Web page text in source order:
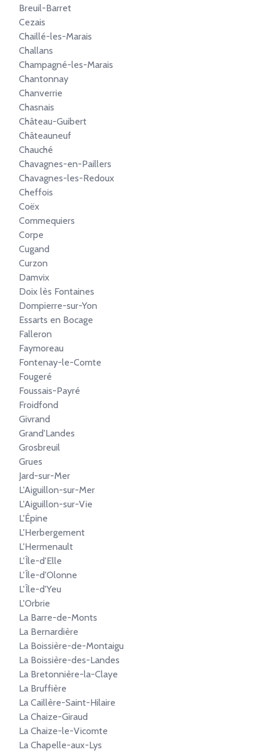
Breuil-Barret
Cezais
Chaillé-les-Marais
Challans
Champagné-les-Marais
Chantonnay
Chanverrie
Chasnais
Château-Guibert
Châteauneuf
Chauché
Chavagnes-en-Paillers
Chavagnes-les-Redoux
Cheffois
Coëx
Commequiers
Corpe
Cugand
Curzon
Damvix
Doix lès Fontaines
Dompierre-sur-Yon
Essarts en Bocage
Falleron
Faymoreau
Fontenay-le-Comte
Fougeré
Foussais-Payré
Froidfond
Givrand
Grand'Landes
Grosbreuil
Grues
Jard-sur-Mer
L'Aiguillon-sur-Mer
L'Aiguillon-sur-Vie
L'Épine
L'Herbergement
L'Hermenault
L'Île-d'Elle
L'Île-d'Olonne
L'Île-d'Yeu
L'Orbrie
La Barre-de-Monts
La Bernardière
La Boissière-de-Montaigu
La Boissière-des-Landes
La Bretonnière-la-Claye
La Bruffière
La Caillère-Saint-Hilaire
La Chaize-Giraud
La Chaize-le-Vicomte
La Chapelle-aux-Lys